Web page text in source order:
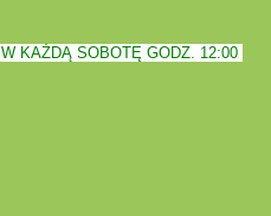
W KAŻDĄ SOBOTĘ GODZ. 12:00